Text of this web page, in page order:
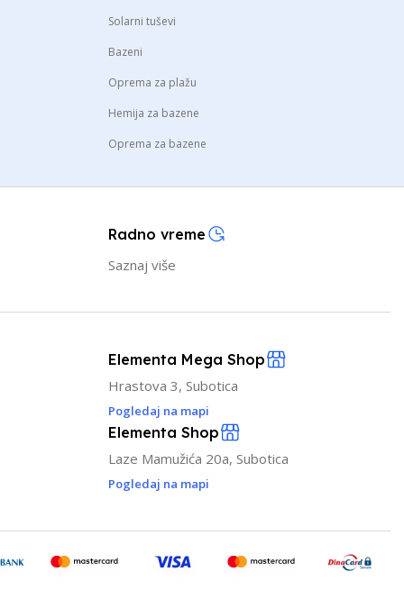
Solarni tuševi
Bazeni
Oprema za plažu
Hemija za bazene
Oprema za bazene
Radno vreme
Saznaj više
Elementa Mega Shop
Hrastova 3, Subotica
Pogledaj na mapi
Elementa Shop
Laze Mamužića 20a, Subotica
Pogledaj na mapi